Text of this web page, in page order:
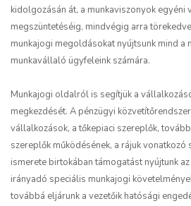
kidolgozásán át, a munkaviszonyok egyéni
megszüntetéséig, mindvégig arra
munkajogi megoldásokat nyújtsunk mind a
munkavállaló ügyfeleink számára.
Munkajogi oldalról is segítjük a
megkezdését. A pénzügyi
vállalkozások, a tőkepiaci szereplők,
szereplők működésének, a rájuk
ismerete birtokában támogatást nyújtunk
irányadó speciális munkajogi
továbbá eljárunk a vezetőik hatósági